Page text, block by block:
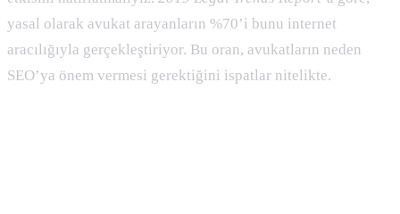
yasal olarak avukat arayanların %70’i bunu internet
aracılığıyla gerçekleştiriyor. Bu oran, avukatların neden
SEO’ya önem vermesi gerektiğini ispatlar nitelikte.